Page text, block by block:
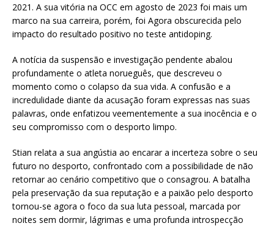
2021. A sua vitória na OCC em agosto de 2023 foi mais um
marco na sua carreira, porém, foi Agora obscurecida pelo
impacto do resultado positivo no teste antidoping.
A notícia da suspensão e investigação pendente abalou
profundamente o atleta norueguês, que descreveu o
momento como o colapso da sua vida. A confusão e a
incredulidade diante da acusação foram expressas nas suas
palavras, onde enfatizou veementemente a sua inocência e o
seu compromisso com o desporto limpo.
Stian relata a sua angústia ao encarar a incerteza sobre o seu
futuro no desporto, confrontado com a possibilidade de não
retornar ao cenário competitivo que o consagrou. A batalha
pela preservação da sua reputação e a paixão pelo desporto
tornou-se agora o foco da sua luta pessoal, marcada por
noites sem dormir, lágrimas e uma profunda introspecção